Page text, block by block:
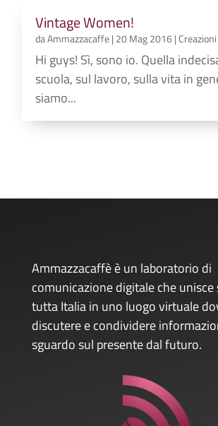
Vintage Women!
daAmmazzacaffe| 20 Mag 2016|Creazioni
Hi guys! Sì, sono io. Quella
scuola, sul lavoro, sulla vita in
siamo...
Ammazzacaffè è un laboratorio di
comunicazione digitale che
tutta Italia in uno luogo virtuale
discutere e condividere
sguardo sul presente dal futuro.